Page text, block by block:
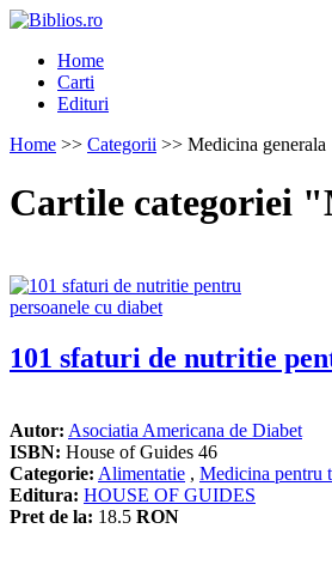
Home
Carti
Edituri
Home >> Categorii >> Medicina generala
Cartile categoriei
101 sfaturi de nutritie
Autor: Asociatia Americana de Diabet
ISBN: House of Guides 46
Categorie: Alimentatie , Medicina pentru
Editura: HOUSE OF GUIDES
Pret de la: 18.5 RON